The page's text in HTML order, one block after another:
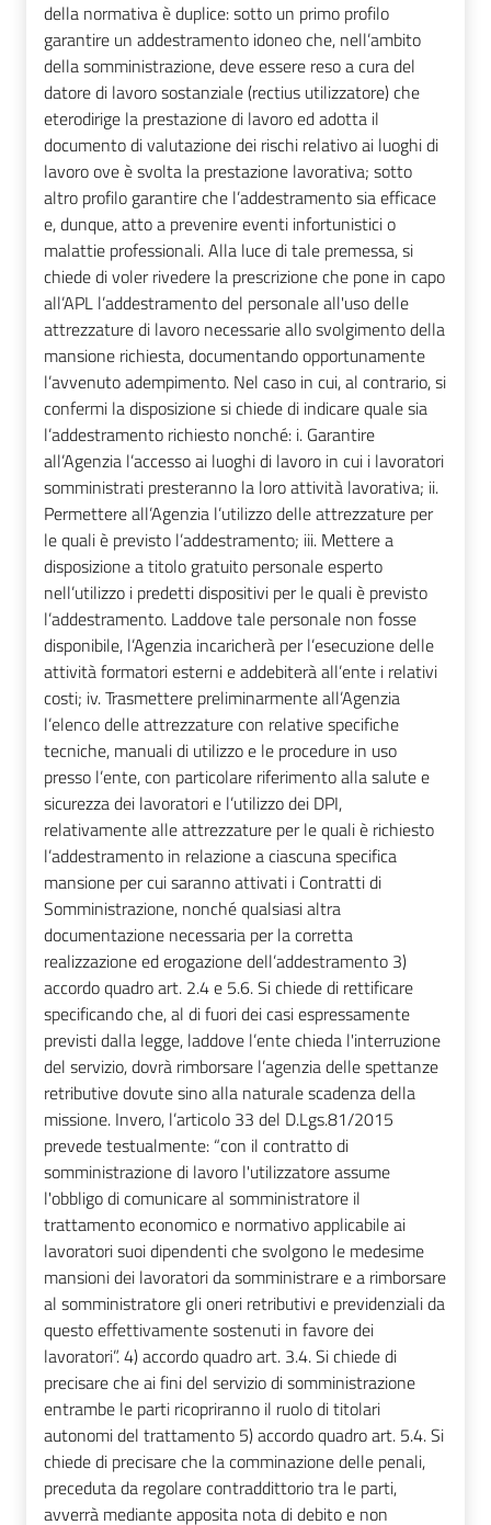
della normativa è duplice: sotto un primo profilo
garantire un addestramento idoneo che, nell’ambito
della somministrazione, deve essere reso a cura del
datore di lavoro sostanziale (rectius utilizzatore) che
eterodirige la prestazione di lavoro ed adotta il
documento di valutazione dei rischi relativo ai luoghi di
lavoro ove è svolta la prestazione lavorativa; sotto
altro profilo garantire che l’addestramento sia efficace
e, dunque, atto a prevenire eventi infortunistici o
malattie professionali. Alla luce di tale premessa, si
chiede di voler rivedere la prescrizione che pone in capo
all’APL l’addestramento del personale all'uso delle
attrezzature di lavoro necessarie allo svolgimento della
mansione richiesta, documentando opportunamente
l’avvenuto adempimento. Nel caso in cui, al contrario, si
confermi la disposizione si chiede di indicare quale sia
l’addestramento richiesto nonché: i. Garantire
all’Agenzia l’accesso ai luoghi di lavoro in cui i lavoratori
somministrati presteranno la loro attività lavorativa; ii.
Permettere all’Agenzia l’utilizzo delle attrezzature per
le quali è previsto l’addestramento; iii. Mettere a
disposizione a titolo gratuito personale esperto
nell’utilizzo i predetti dispositivi per le quali è previsto
l’addestramento. Laddove tale personale non fosse
disponibile, l’Agenzia incaricherà per l’esecuzione delle
attività formatori esterni e addebiterà all’ente i relativi
costi; iv. Trasmettere preliminarmente all’Agenzia
l’elenco delle attrezzature con relative specifiche
tecniche, manuali di utilizzo e le procedure in uso
presso l’ente, con particolare riferimento alla salute e
sicurezza dei lavoratori e l’utilizzo dei DPI,
relativamente alle attrezzature per le quali è richiesto
l’addestramento in relazione a ciascuna specifica
mansione per cui saranno attivati i Contratti di
Somministrazione, nonché qualsiasi altra
documentazione necessaria per la corretta
realizzazione ed erogazione dell’addestramento 3)
accordo quadro art. 2.4 e 5.6. Si chiede di rettificare
specificando che, al di fuori dei casi espressamente
previsti dalla legge, laddove l’ente chieda l'interruzione
del servizio, dovrà rimborsare l’agenzia delle spettanze
retributive dovute sino alla naturale scadenza della
missione. Invero, l’articolo 33 del D.Lgs.81/2015
prevede testualmente: “con il contratto di
somministrazione di lavoro l'utilizzatore assume
l'obbligo di comunicare al somministratore il
trattamento economico e normativo applicabile ai
lavoratori suoi dipendenti che svolgono le medesime
mansioni dei lavoratori da somministrare e a rimborsare
al somministratore gli oneri retributivi e previdenziali da
questo effettivamente sostenuti in favore dei
lavoratori”. 4) accordo quadro art. 3.4. Si chiede di
precisare che ai fini del servizio di somministrazione
entrambe le parti ricopriranno il ruolo di titolari
autonomi del trattamento 5) accordo quadro art. 5.4. Si
chiede di precisare che la comminazione delle penali,
preceduta da regolare contraddittorio tra le parti,
avverrà mediante apposita nota di debito e non